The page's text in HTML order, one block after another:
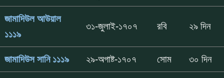
জামাদিউল আউয়াল
১১১৯
৩১-জুলাই-১৭০৭ রবি ২৯ দিন
জামাদিউস সানি ১১১৯ ২৯-অগাষ্ট-১৭০৭ সোম ৩০ দিন